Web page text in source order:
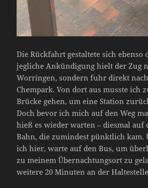
Die Rückfahrt gestaltete sich ebenso
jegliche Ankündigung hielt der Zug
Worringen, sondern fuhr direkt
Chempark. Von dort aus musste ich
Brücke gehen, um eine Station
Doch bevor ich mich auf den Weg
hieß es wieder warten – diesmal auf
Bahn, die zumindest pünktlich kam.
ich hier, warte auf den Bus, um
zu meinem Übernachtungsort zu
weitere 20 Minuten an der